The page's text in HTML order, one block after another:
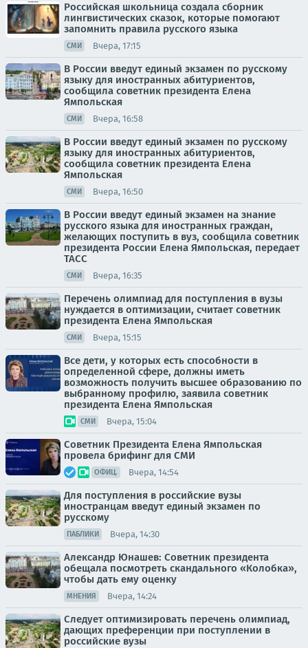
Российская школьница создала сборник
лингвистических сказок, которые помогают
запомнить правила русского языка
СМИ Вчера, 17:15
В России введут единый экзамен по русскому
языку для иностранных абитуриентов,
сообщила советник президента Елена
Ямпольская
СМИ Вчера, 16:58
В России введут единый экзамен по русскому
языку для иностранных абитуриентов,
сообщила советник президента Елена
Ямпольская
СМИ Вчера, 16:50
В России введут единый экзамен на знание
русского языка для иностранных граждан,
желающих поступить в вуз, сообщила советник
президента России Елена Ямпольская, передает
ТАСС
СМИ Вчера, 16:35
Перечень олимпиад для поступления в вузы
нуждается в оптимизации, считает советник
президента Елена Ямпольская
СМИ Вчера, 15:15
Все дети, у которых есть способности в
определенной сфере, должны иметь
возможность получить высшее образованию по
выбранному профилю, заявила советник
президента Елена Ямпольская
СМИ Вчера, 15:04
Советник Президента Елена Ямпольская
провела брифинг для СМИ
ОФИЦ. Вчера, 14:54
Для поступления в российские вузы
иностранцам введут единый экзамен по
русскому
ПАБЛИКИ Вчера, 14:30
Александр Юнашев: Советник президента
обещала посмотреть скандального «Колобка»,
чтобы дать ему оценку
МНЕНИЯ Вчера, 14:24
Следует оптимизировать перечень олимпиад,
дающих преференции при поступлении в
российские вузы